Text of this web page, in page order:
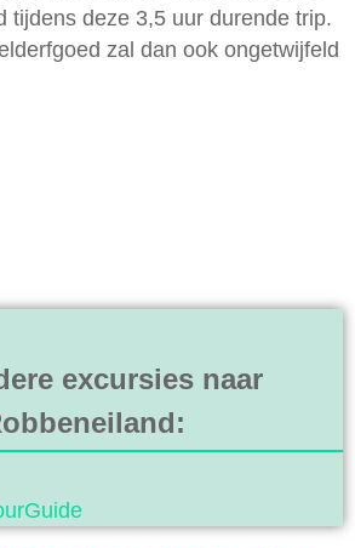
tijdens deze 3,5 uur durende trip.
zal dan ook ongetwijfeld
excursies naar